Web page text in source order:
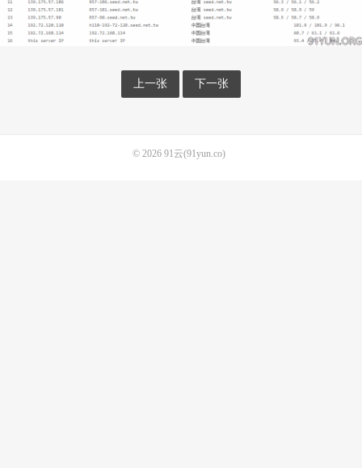
上一张 下一张
© 2026 91云(91yun.co)